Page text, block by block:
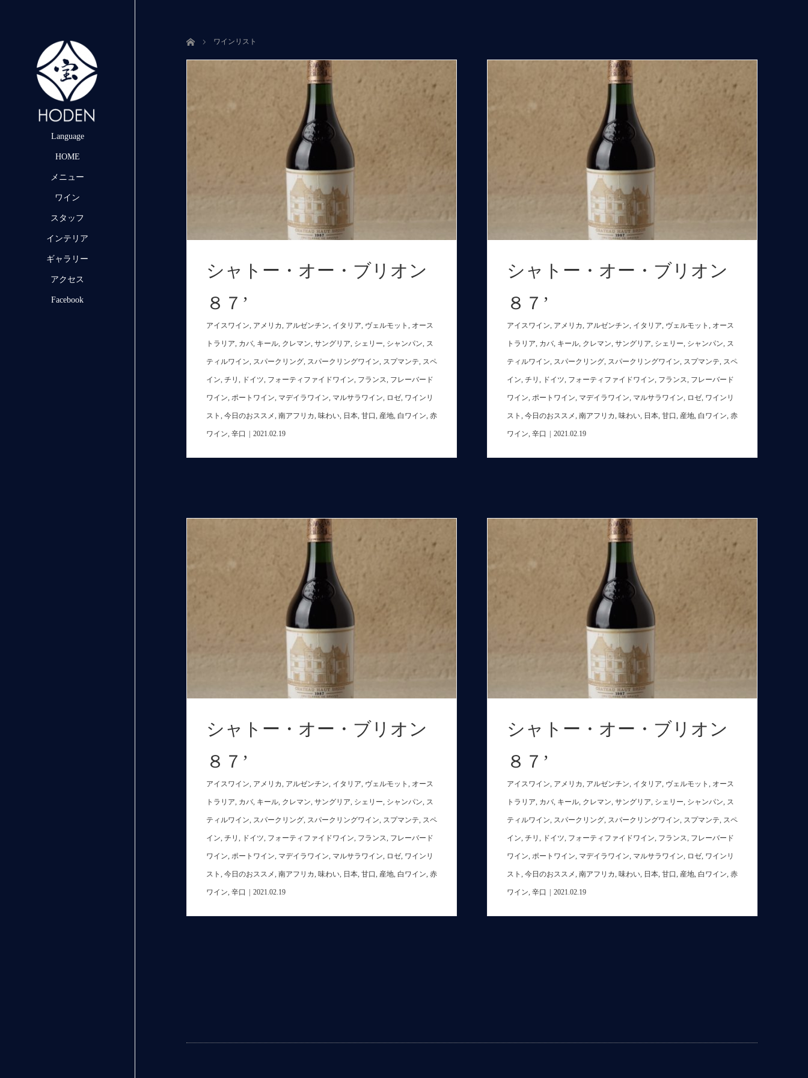
Language
HOME
メニュー
ワイン
スタッフ
インテリア
ギャラリー
アクセス
Facebook
ホーム ワインリスト
シャトー・オー・ブリオン
８７’
アイスワイン, アメリカ, アルゼンチン, イタリア, ヴェルモット , オース
トラリア, カバ, キール, クレマン, サングリア, シェリー, シャンパン, ス
ティルワイン, スパークリング, スパークリングワイン, スプマンテ, スペ
イン, チリ , ドイツ, フォーティファイドワイン, フランス, フレーバード
ワイン, ポートワイン, マデイラワイン, マルサラワイン, ロゼ, ワインリ
スト , 今日のおススメ, 南アフリカ, 味わい, 日本, 甘口, 産地, 白ワイン, 赤
ワイン, 辛口 | 2021.02.19
シャトー・オー・ブリオン
８７’
アイスワイン, アメリカ, アルゼンチン, イタリア, ヴェルモット , オース
トラリア, カバ, キール, クレマン, サングリア, シェリー, シャンパン, ス
ティルワイン, スパークリング, スパークリングワイン, スプマンテ, スペ
イン, チリ , ドイツ, フォーティファイドワイン, フランス, フレーバード
ワイン, ポートワイン, マデイラワイン, マルサラワイン, ロゼ, ワインリ
スト , 今日のおススメ, 南アフリカ, 味わい, 日本, 甘口, 産地, 白ワイン, 赤
ワイン, 辛口 | 2021.02.19
シャトー・オー・ブリオン
８７’
アイスワイン アメリカ アルゼンチン イタリア ヴェルモット オース
トラリア カバ, キール, クレマン サングリア シェリー シャンパン ス
ティルワイン スパークリング, スパークリングワイン スプマンテ スペ
イン チリ ドイツ フォーティファイドワイン フランス フレーバード
ワイン ポートワイン マデイラワイン マルサラワイン ロゼ, ワインリ
スト 今日のおススメ 南アフリカ 味わい, 日本, 甘口 産地, 白ワイン 赤
ワイン 辛口 | 2021.02.19
シャトー・オー・ブリオン
８７’
アイスワイン アメリカ アルゼンチン イタリア ヴェルモット オース
トラリア カバ, キール, クレマン サングリア シェリー シャンパン ス
ティルワイン スパークリング, スパークリングワイン スプマンテ スペ
イン チリ ドイツ フォーティファイドワイン フランス フレーバード
ワイン ポートワイン マデイラワイン マルサラワイン ロゼ, ワインリ
スト 今日のおススメ 南アフリカ 味わい, 日本, 甘口 産地, 白ワイン 赤
ワイン 辛口 | 2021.02.19